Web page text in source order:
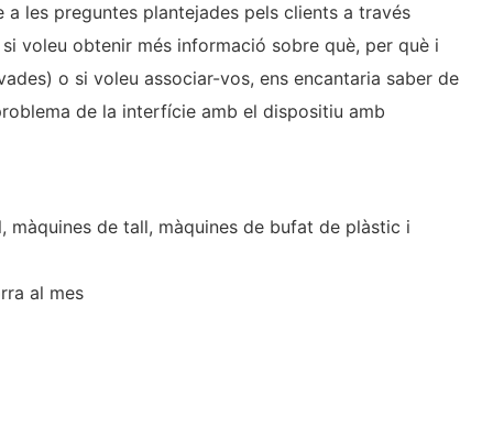
les preguntes plantejades pels clients a través
voleu obtenir més informació sobre què, per què i
o si voleu associar-vos, ens encantaria saber de
de la interfície amb el dispositiu amb
de tall, màquines de bufat de plàstic i
al mes